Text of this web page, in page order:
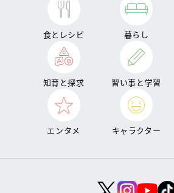
食とレシピ 暮らし
知育と探求 習い事と学習
エンタメ キャラクター